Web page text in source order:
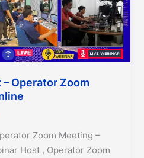
Operator Zoom
Zoom Meeting –
Host , Operator Zoom